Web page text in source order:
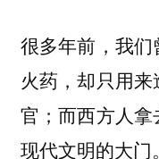
很多年前，我
火药，却只用
官；而西方人
现代文明的大门。